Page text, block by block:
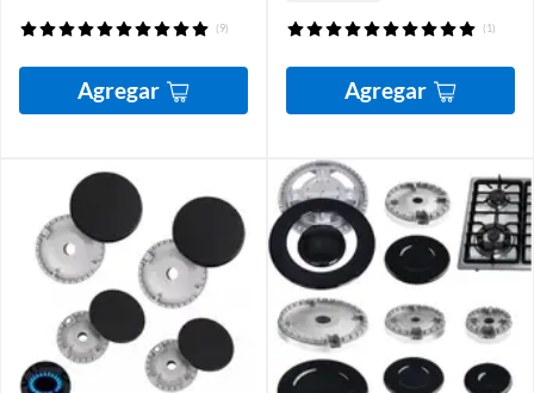
(9)
Agregar
(1)
Agregar